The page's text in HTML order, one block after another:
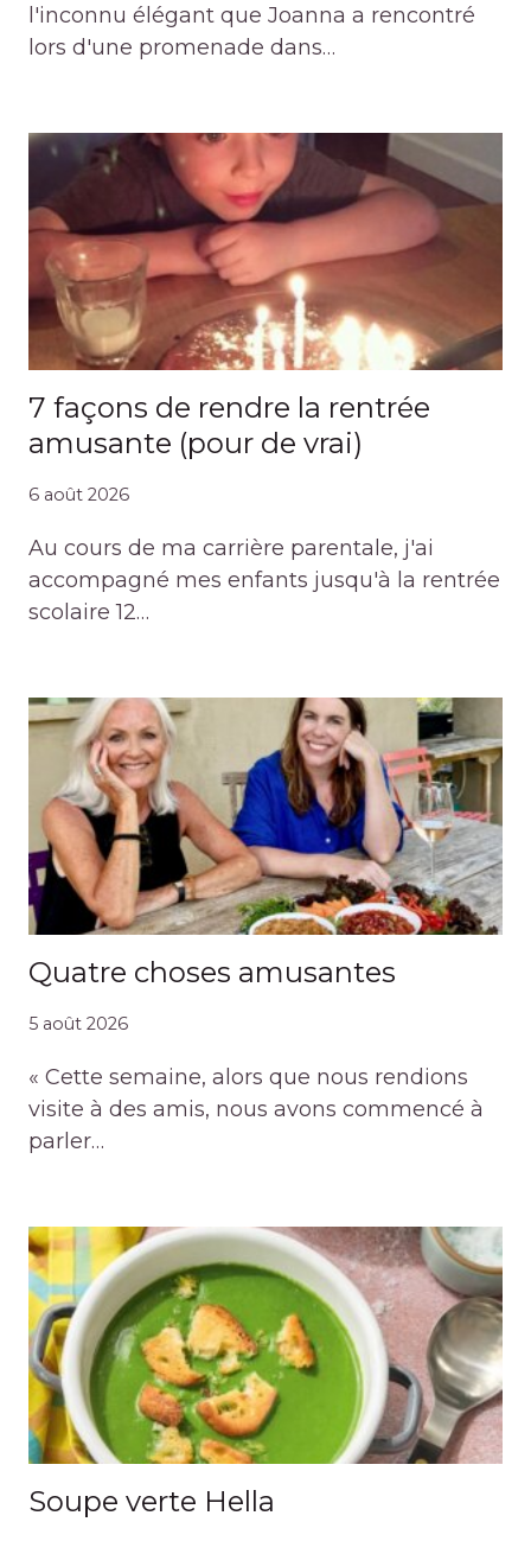
l'inconnu élégant que Joanna a rencontré
lors d'une promenade dans…
7 façons de rendre la rentrée
amusante (pour de vrai)
6 août 2026
Au cours de ma carrière parentale, j'ai
accompagné mes enfants jusqu'à la rentrée
scolaire 12…
Quatre choses amusantes
5 août 2026
« Cette semaine, alors que nous rendions
visite à des amis, nous avons commencé à
parler…
Soupe verte Hella